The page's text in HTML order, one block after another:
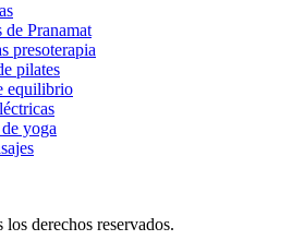
de Pranamat
presoterapia
pilates
equilibrio
yoga
derechos reservados.